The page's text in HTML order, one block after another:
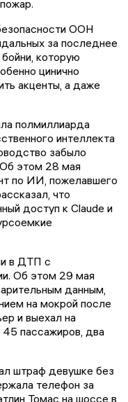
ООН
за последнее
которую
цинично
акценты, а даже
полмиллиарда
интеллекта
забыло
Об этом 28 мая
по ИИ, пожелавшего
что
доступ к Claude и
в ДТП с
Об этом 29 мая
данным,
на мокрой после
и выехал на
пассажиров, два
штраф девушке без
телефон за
Томас на шоссе в